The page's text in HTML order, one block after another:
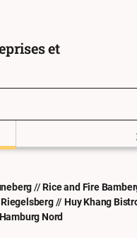
et
//Rice and Fire
//Huy Khang
Nord